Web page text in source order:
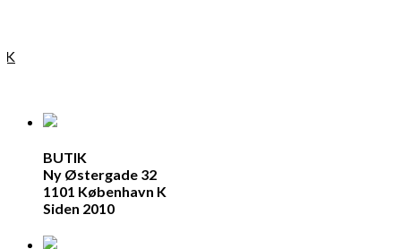
BUTIK
Ny Østergade 32
1101 København K
Siden 2010